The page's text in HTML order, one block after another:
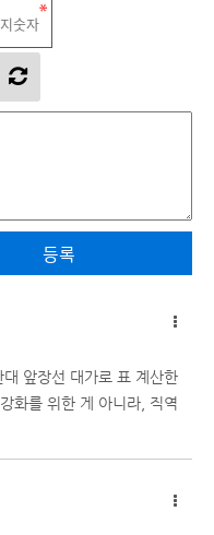
등록
앞장선 대가로 표 계산한
화를 위한 게 아니라, 직역